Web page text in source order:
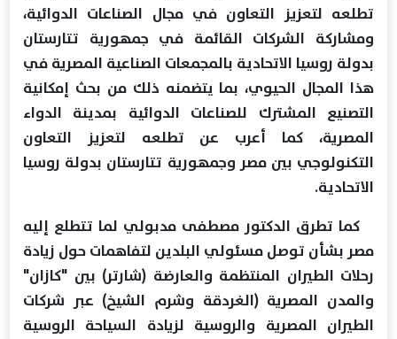
تطلعه لتعزيز التعاون في مجال الصناعات الدوائية،
ومشاركة الشركات القائمة في جمهورية تتارستان
بدولة روسيا الاتحادية بالمجمعات الصناعية المصرية في
هذا المجال الحيوي، بما يتضمنه ذلك من بحث إمكانية
التصنيع المشترك للصناعات الدوائية بمدينة الدواء
المصرية، كما أعرب عن تطلعه لتعزيز التعاون
التكنولوجي بين مصر وجمهورية تتارستان بدولة روسيا
الاتحادية.
كما تطرق الدكتور مصطفى مدبولي لما تتطلع إليه
مصر بشأن توصل مسئولي البلدين لتفاهمات حول زيادة
رحلات الطيران المنتظمة والعارضة (شارتر) بين "كازان"
والمدن المصرية (الغردقة وشرم الشيخ) عبر شركات
الطيران المصرية والروسية لزيادة السياحة الروسية